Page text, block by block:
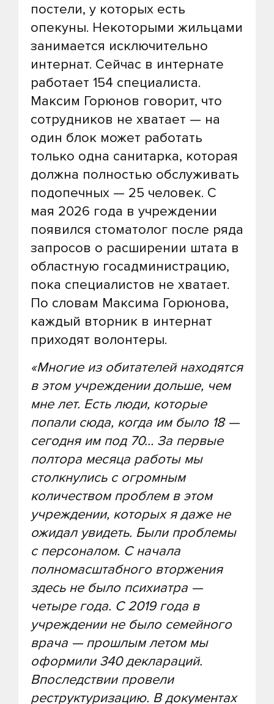
постели, у которых есть
опекуны. Некоторыми жильцами
занимается исключительно
интернат. Сейчас в интернате
работает 154 специалиста.
Максим Горюнов говорит, что
сотрудников не хватает — на
один блок может работать
только одна санитарка, которая
должна полностью обслуживать
подопечных — 25 человек. С
мая 2026 года в учреждении
появился стоматолог после ряда
запросов о расширении штата в
областную госадминистрацию,
пока специалистов не хватает.
По словам Максима Горюнова,
каждый вторник в интернат
приходят волонтеры.
«Многие из обитателей находятся
в этом учреждении дольше, чем
мне лет. Есть люди, которые
попали сюда, когда им было 18 —
сегодня им под 70… За первые
полтора месяца работы мы
столкнулись с огромным
количеством проблем в этом
учреждении, которых я даже не
ожидал увидеть. Были проблемы
с персоналом. С начала
полномасштабного вторжения
здесь не было психиатра —
четыре года. С 2019 года в
учреждении не было семейного
врача — прошлым летом мы
оформили 340 деклараций.
Впоследствии провели
реструктуризацию. В документах